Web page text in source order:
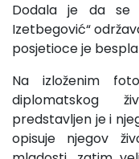
Dodala je da se
Izetbegović“
posjetioce je
Na izloženim
diplomatskog
predstavljen je i
opisuje njegov